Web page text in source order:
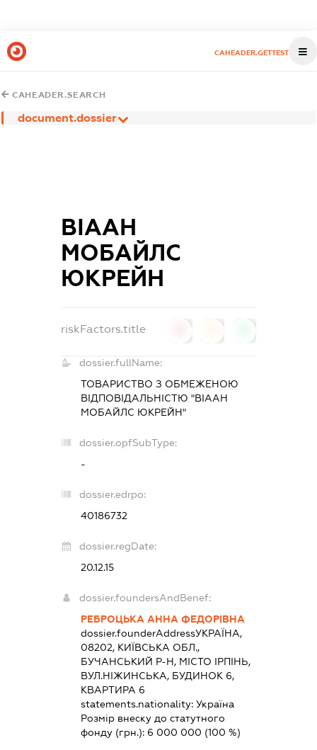
CAHEADER.GETTEST
CAHEADER.SEARCH
document.dossier
ВІААН
МОБАЙЛС
ЮКРЕЙН
riskFactors.title
dossier.fullName:
ТОВАРИСТВО З ОБМЕЖЕНОЮ
ВІДПОВІДАЛЬНІСТЮ "ВІААН
МОБАЙЛС ЮКРЕЙН"
dossier.opfSubType:
-
dossier.edrpo:
40186732
dossier.regDate:
20.12.15
dossier.foundersAndBenef:
РЕБРОЦЬКА АННА ФЕДОРІВНА
dossier.founderAddressУКРАЇНА,
08202, КИЇВСЬКА ОБЛ.,
БУЧАНСЬКИЙ Р-Н, МІСТО ІРПІНЬ,
ВУЛ.НІЖИНСЬКА, БУДИНОК 6,
КВАРТИРА 6
statements.nationality: Україна
Розмір внеску до статутного
фонду (грн.): 6 000 000 (100 %)